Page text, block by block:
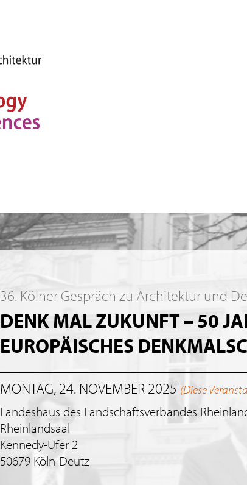
36. Kölner Gespräch zu Architektur und
DENK MAL ZUKUNFT – 50
EUROPÄISCHES
MONTAG, 24. NOVEMBER 2025 (Diese
Landeshaus des Landschaftsverbandes
Rheinlandsaal
Kennedy-Ufer 2
50679 Köln-Deutz